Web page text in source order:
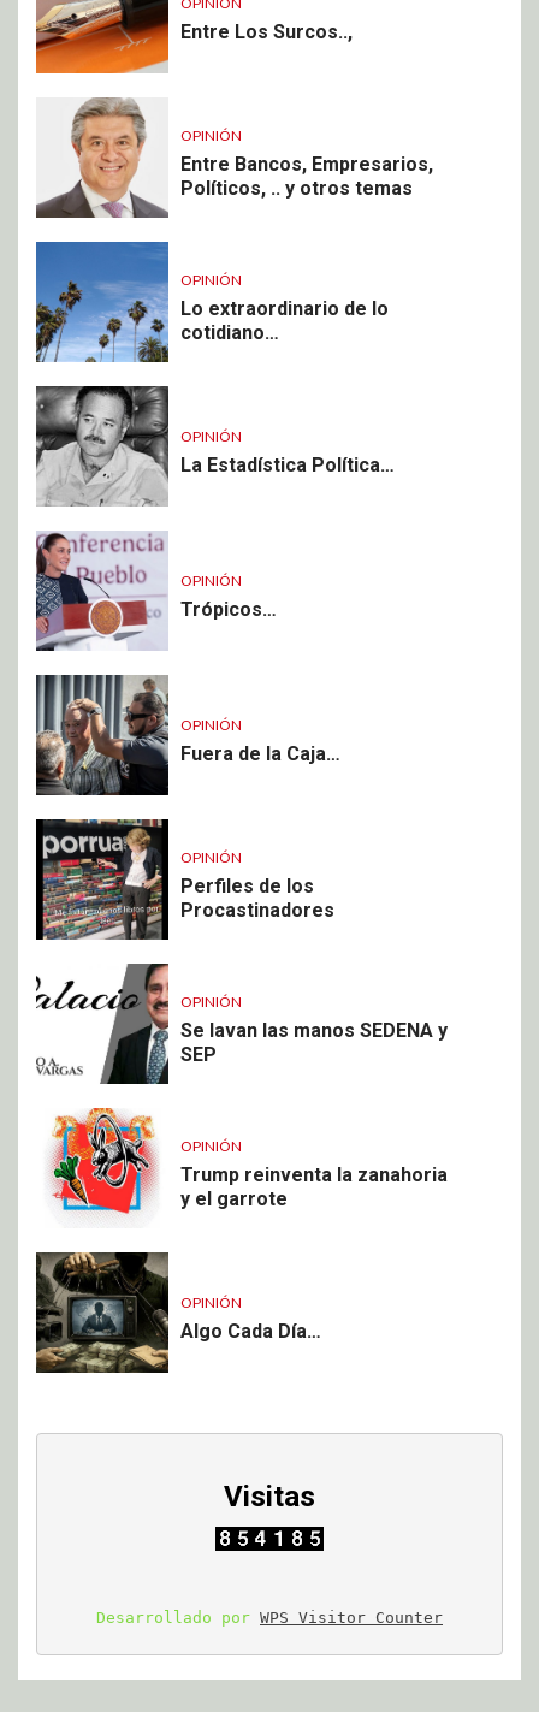
Entre Los Surcos..,
OPINIÓN
Entre Bancos, Empresarios,
Políticos, .. y otros temas
OPINIÓN
Lo extraordinario de lo
cotidiano…
OPINIÓN
La Estadística Política…
OPINIÓN
Trópicos…
OPINIÓN
Fuera de la Caja…
OPINIÓN
Perfiles de los
Procastinadores
OPINIÓN
Se lavan las manos SEDENA y
SEP
OPINIÓN
Trump reinventa la zanahoria
y el garrote
OPINIÓN
Algo Cada Día…
Visitas
Desarrollado por WPS Visitor Counter